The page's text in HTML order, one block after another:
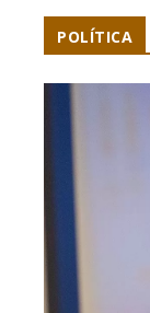
POLÍTICA